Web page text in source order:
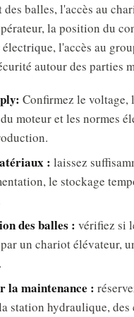
des balles, l'accès au
la position du
l'accès au
autour des parties
Confirmez le voltage,
moteur et les normes
: laissez
le stockage
des balles : vérifiez si
un chariot élévateur,
la maintenance :
station hydraulique,